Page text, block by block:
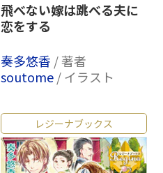
飛べない嫁は跳べる夫に
恋をする
奏多悠香 / 著者
soutome/ イラスト
レジーナブックス